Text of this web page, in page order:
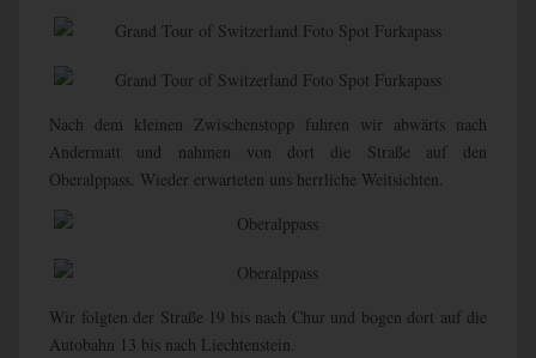
Nach dem kleinen Zwischenstopp fuhren wir abwärts nach
Andermatt und nahmen von dort die Straße auf den
Oberalppass. Wieder erwarteten uns herrliche Weitsichten.
Wir folgten der Straße 19 bis nach Chur und bogen dort auf die
Autobahn 13 bis nach Liechtenstein.